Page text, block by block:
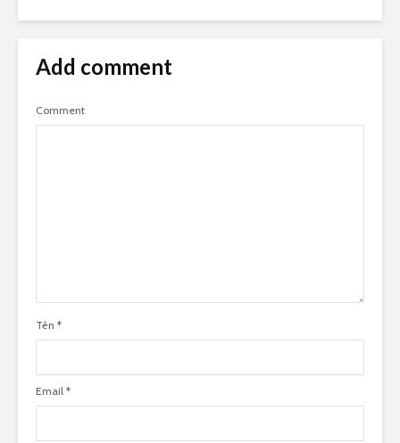
Add comment
Comment
Tên *
Email *